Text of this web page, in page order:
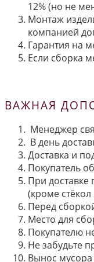
12% (но не
Монтаж
компанией
Гарантия на
Если сборка
ВАЖНАЯ
Менеджер
В день
Доставка и
Покупатель
При доставке
(кроме стёкол
Перед
Место для
Покупателю
Не забудьте
Вынос